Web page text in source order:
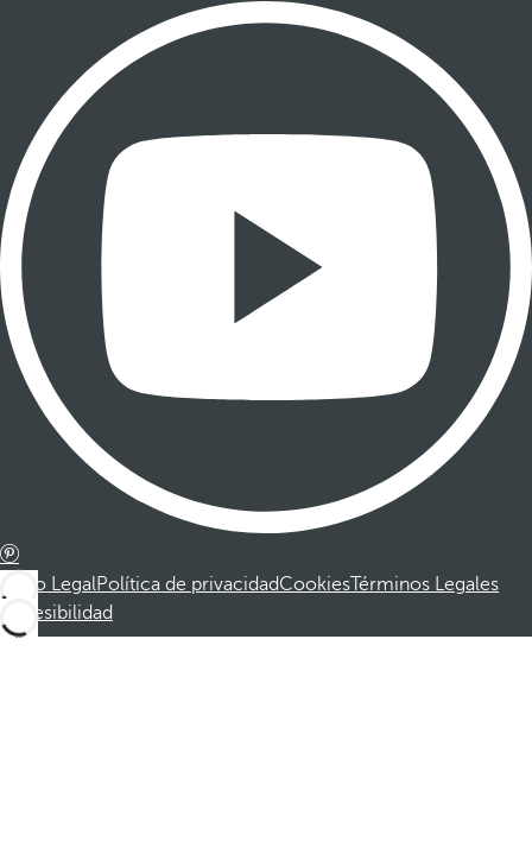
Aviso LegalPolítica de privacidadCookiesTérminos Legales
Accesibilidad